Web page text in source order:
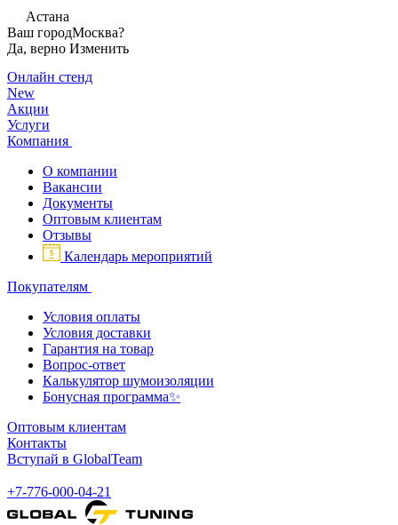
Астана
Ваш городМосква?
Да, верно Изменить
Онлайн стенд
New
Акции
Услуги
Компания
О компании
Вакансии
Документы
Оптовым клиентам
Отзывы
Календарь мероприятий
Покупателям
Условия оплаты
Условия доставки
Гарантия на товар
Вопрос-ответ
Калькулятор шумоизоляции
Бонусная программа✨
Оптовым клиентам
Контакты
Вступай в GlobalTeam
+7-776-000-04-21